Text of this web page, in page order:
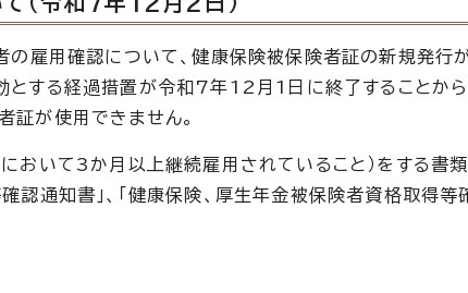
雇用確認について、健康保険被保険者証の新規発行
とする経過措置が令和7年12月1日に終了することから
証が使用できません。
いて3か月以上継続雇用されていること）をする書類
認通知書」、「健康保険、厚生年金被保険者資格取得等